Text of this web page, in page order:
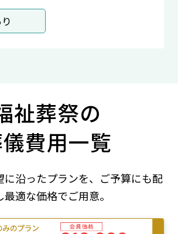
祉葬祭の
費用一覧
に沿ったプランを、ご予算にも配
最適な価格でご用意。